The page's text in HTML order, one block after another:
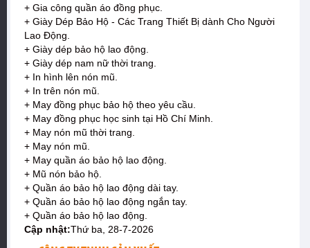
+ Gia công quần áo đồng phục.
+ Giày Dép Bảo Hộ - Các Trang Thiết Bị dành Cho Người
Lao Động.
+ Giày dép bảo hộ lao động.
+ Giày dép nam nữ thời trang.
+ In hình lên nón mũ.
+ In trên nón mũ.
+ May đồng phục bảo hộ theo yêu cầu.
+ May đồng phục học sinh tại Hồ Chí Minh.
+ May nón mũ thời trang.
+ May nón mũ.
+ May quần áo bảo hộ lao động.
+ Mũ nón bảo hộ.
+ Quần áo bảo hộ lao động dài tay.
+ Quần áo bảo hộ lao động ngắn tay.
+ Quần áo bảo hộ lao động.
Cập nhật:Thứ ba, 28-7-2026